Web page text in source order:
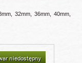
32mm, 36mm, 40mm,
niedostępny